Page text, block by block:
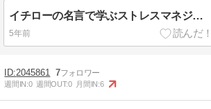
イチローの名言で学ぶストレスマネジメント術
5年前
2045861 7
週間IN:0 週間OUT:0 月間IN:6